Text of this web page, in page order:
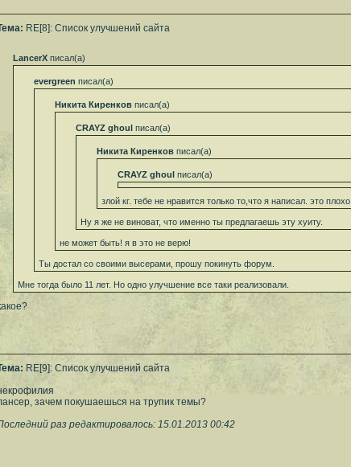
RE[8]: Список улучшений сайта
LancerX писал(а)
evergreen писал(а)
Никита Киренков писал(а)
CRAYZ ghoul писал(а)
Никита Киренков писал(а)
CRAYZ ghoul писал(а)
злой кг. тебе не нравится только то,что я написал. это плохо
Ну я же не виноват, что именно ты предлагаешь эту хуиту.
не может быть! я в это не верю!
Ты достал со своими высерами, прошу покинуть форум.
Мне тогда было 11 лет. Но одно улучшение все таки реализовали.
RE[9]: Список улучшений сайта
зачем покушаешься на трупик темы?
раз редактировалось: 15.01.2013 00:42